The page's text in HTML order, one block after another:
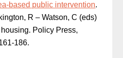
based public intervention.
R – Watson, C (eds)
Policy Press,
186.